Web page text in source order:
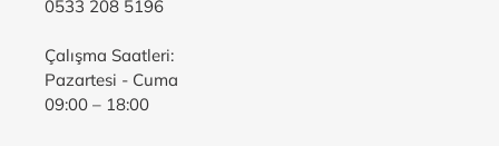
0533 208 5196
Çalışma Saatleri:
Pazartesi - Cuma
09:00 – 18:00